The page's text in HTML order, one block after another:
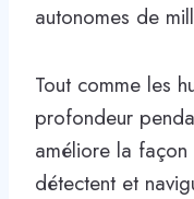
autonomes de
Tout comme les
profondeur
améliore la façon
détectent et